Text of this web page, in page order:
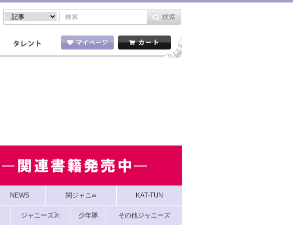
NEWS 関ジャニ∞ KAT-TUN
ジャニーズJr. 少年隊 その他ジャニーズ